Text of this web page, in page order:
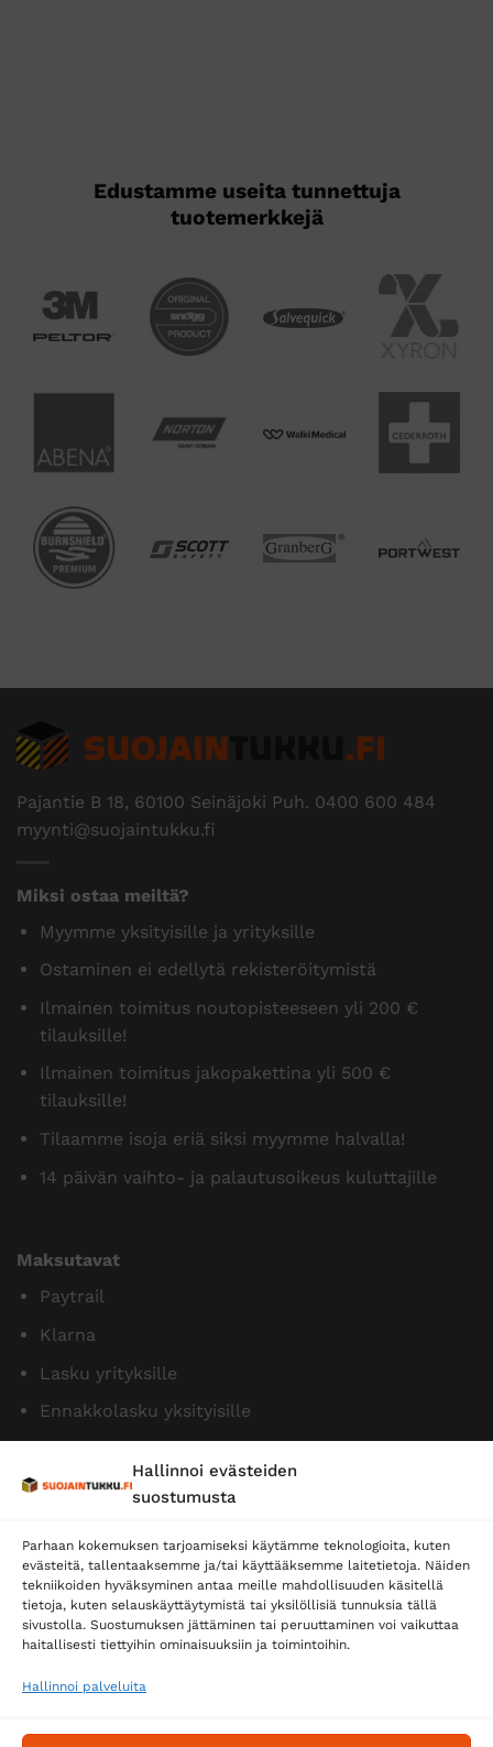
Hallinnoi evästeiden
suostumusta
Parhaan kokemuksen tarjoamiseksi käytämme teknologioita, kuten
evästeitä, tallentaaksemme ja/tai käyttääksemme laitetietoja. Näiden
tekniikoiden hyväksyminen antaa meille mahdollisuuden käsitellä
tietoja, kuten selauskäyttäytymistä tai yksilöllisiä tunnuksia tällä
sivustolla. Suostumuksen jättäminen tai peruuttaminen voi vaikuttaa
haitallisesti tiettyihin ominaisuuksiin ja toimintoihin.
Hallinnoi palveluita
Edustamme useita tunnettuja
tuotemerkkejä
Pajantie B 18, 60100 Seinäjoki Puh. 0400 600 484
myynti@suojaintukku.fi
Miksi ostaa meiltä?
Myymme yksityisille ja yrityksille
Ostaminen ei edellytä rekisteröitymistä
Ilmainen toimitus noutopisteeseen yli 200 €
tilauksille!
Ilmainen toimitus jakopakettina yli 500 €
tilauksille!
Tilaamme isoja eriä siksi myymme halvalla!
14 päivän vaihto- ja palautusoikeus kuluttajille
Maksutavat
Paytrail
Klarna
Lasku yrityksille
Ennakkolasku yksityisille
Toimitustavat
Posti
Matkahuolto